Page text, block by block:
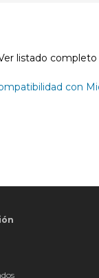
listado
con